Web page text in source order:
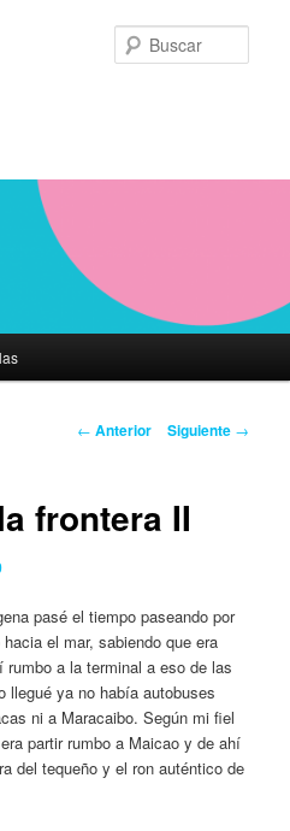
Navegación
← Anterior Siguiente →
frontera II
pasé el tiempo paseando por
el mar, sabiendo que era
a la terminal a eso de las
llegué ya no había autobuses
ni a Maracaibo. Según mi fiel
partir rumbo a Maicao y de ahí
del tequeño y el ron auténtico de